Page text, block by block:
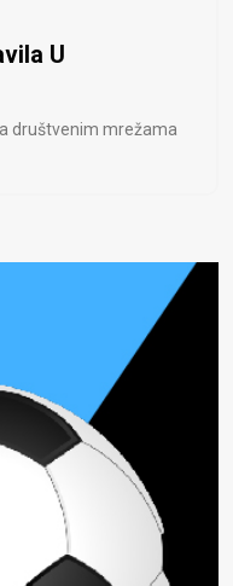
U
društvenim mrežama